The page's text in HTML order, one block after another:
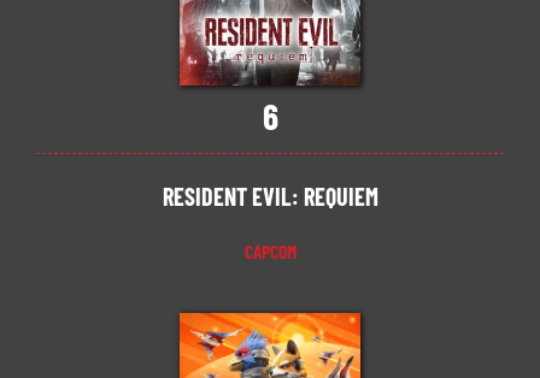
6
RESIDENT EVIL: REQUIEM
CAPCOM